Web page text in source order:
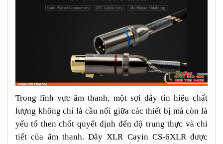
Trong lĩnh vực âm thanh, một sợi dây tín hiệu chất
lượng không chỉ là cầu nối giữa các thiết bị mà còn là
yếu tố then chốt quyết định đến độ trung thực và chi
tiết của âm thanh. Dây XLR Cayin CS-6XLR được